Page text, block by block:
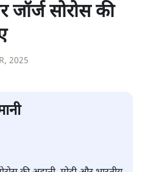
जॉर्ज सोरोस की
2025